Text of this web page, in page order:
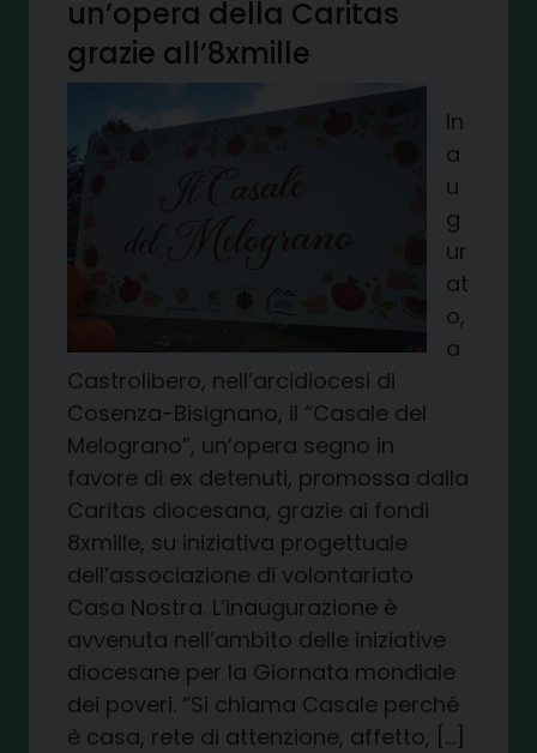
un’opera della Caritas
grazie all’8xmille
In
a
u
g
ur
at
o,
a
Castrolibero, nell’arcidiocesi di
Cosenza-Bisignano, il “Casale del
Melograno”, un’opera segno in
favore di ex detenuti, promossa dalla
Caritas diocesana, grazie ai fondi
8xmille, su iniziativa progettuale
dell’associazione di volontariato
Casa Nostra. L’inaugurazione è
avvenuta nell’ambito delle iniziative
diocesane per la Giornata mondiale
dei poveri. “Si chiama Casale perché
è casa, rete di attenzione, affetto, […]